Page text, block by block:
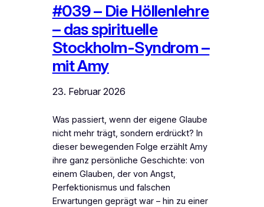
#039 – Die Höllenlehre
– das spirituelle
Stockholm-Syndrom –
mit Amy
23. Februar 2026
Was passiert, wenn der eigene Glaube
nicht mehr trägt, sondern erdrückt? In
dieser bewegenden Folge erzählt Amy
ihre ganz persönliche Geschichte: von
einem Glauben, der von Angst,
Perfektionismus und falschen
Erwartungen geprägt war – hin zu einer